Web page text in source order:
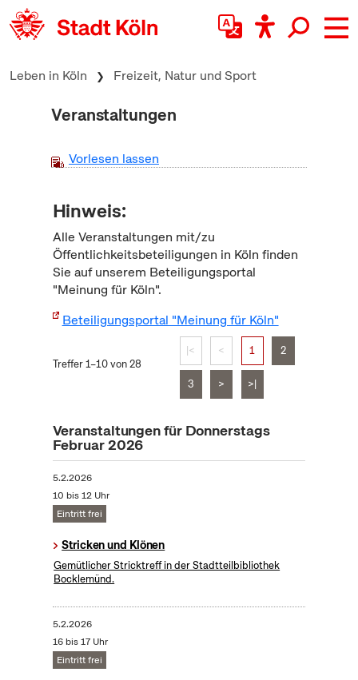
zum Inhalt springen
Leben in Köln Freizeit, Natur und Sport
Veranstaltungen
Vorlesen lassen
Hinweis:
Alle Veranstaltungen mit/zu
Öffentlichkeitsbeteiligungen in Köln finden
Sie auf unserem Beteiligungsportal
"Meinung für Köln".
Beteiligungsportal "Meinung für Köln"
Treffer 1–10 von 28
|< < 1 2
3 > >|
Veranstaltungen für Donnerstags
Februar 2026
5.2.2026
10 bis 12 Uhr
Eintritt frei
Stricken und Klönen
Gemütlicher Stricktreff in der Stadtteilbibliothek
Bocklemünd.
5.2.2026
16 bis 17 Uhr
Eintritt frei